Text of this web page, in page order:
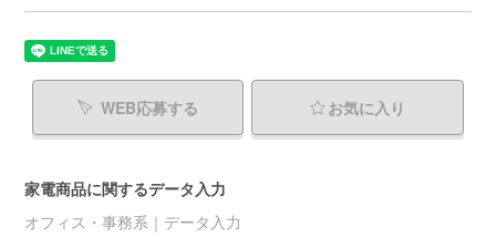
WEB応募する お気に入り
家電商品に関するデータ入力
オフィス・事務系｜データ入力